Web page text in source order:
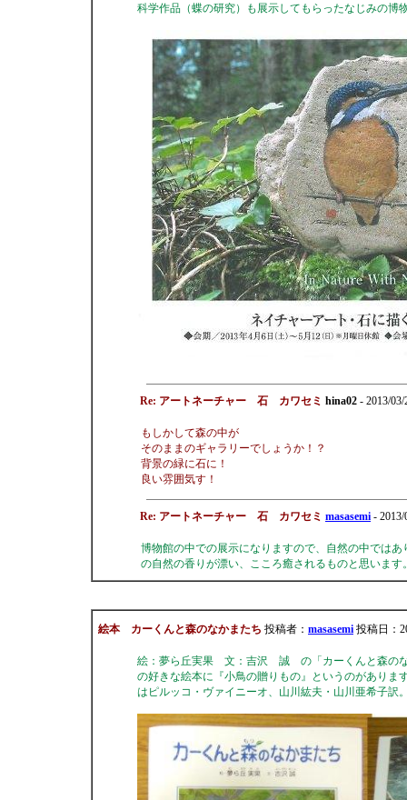
科学作品（蝶の研究）も展示してもらったなじみの博
Re: アートネーチャー 石 カワセミ hina02 - 2013/
もしかして森の中が
そのままのギャラリーでしょうか！？
背景の緑に石に！
良い雰囲気す！
Re: アートネーチャー 石 カワセミ masasemi -
博物館の中での展示になりますので、自然の中では
の自然の香りが漂い、こころ癒されるものと思います
絵本 カーくんと森のなかまたち 投稿者： masasemi 投稿日：
絵：夢ら丘実果 文：吉沢 誠 の「カーくんと森のな
の好きな絵本に『小鳥の贈りもの』というのがありま
はピルッコ・ヴァイニーオ、山川紘夫・山川亜希子訳